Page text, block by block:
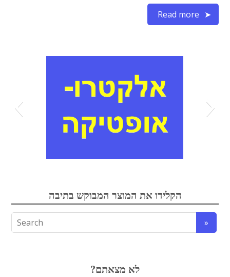
Read more
אופטיקה
אופטומכניקה ובקרת תנועה
סיבים אופטיים
מקורות אור
מוליכי אור
לדים
הדמיה ומצלמות
גלאים וחיישנים
מסננים אופטיים
לייזרים ומוצרי בטיחות לייזר
גבישים
ספקטרוסקופיה
אלקטרוניקה
מיגון קרינה
עדשות
מתקנים לרפואה
טרה-הרץ
מוצרי קוורץ
זכוכיות וציפויים
מוצרים אחרים
הקלידו את המוצר המבוקש בתיבה
?לא מצאתם